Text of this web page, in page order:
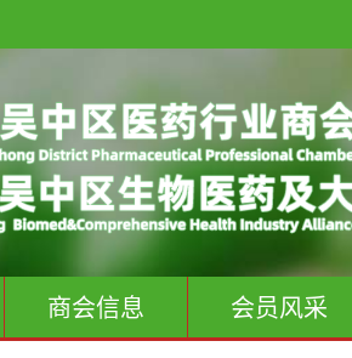
商会信息 会员风采